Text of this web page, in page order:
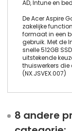
AD, Intune en
De Acer Aspire
zakelijke
formaat in een
gebruik. Met de
snelle 512GB
uitstekende
thuiswerkers die
(NX.JSVEX.007)
8 andere